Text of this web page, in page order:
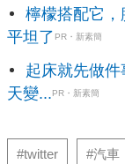
檸檬搭配它
平坦了 PR・新素簡
起床就先做
天變...PR・新素簡
#twitter #汽車